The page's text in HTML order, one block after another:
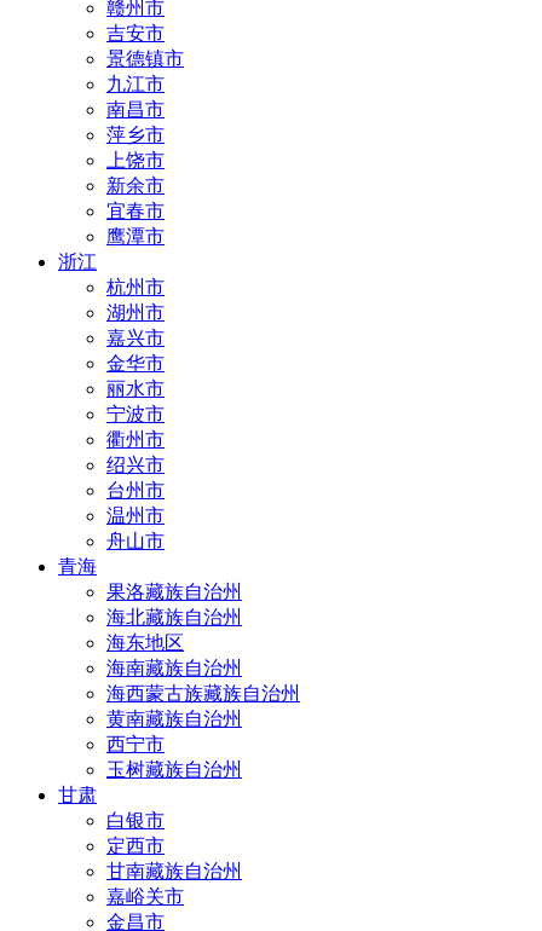
赣州市
吉安市
景德镇市
九江市
南昌市
萍乡市
上饶市
新余市
宜春市
鹰潭市
浙江
杭州市
湖州市
嘉兴市
金华市
丽水市
宁波市
衢州市
绍兴市
台州市
温州市
舟山市
青海
果洛藏族自治州
海北藏族自治州
海东地区
海南藏族自治州
海西蒙古族藏族自治州
黄南藏族自治州
西宁市
玉树藏族自治州
甘肃
白银市
定西市
甘南藏族自治州
嘉峪关市
金昌市